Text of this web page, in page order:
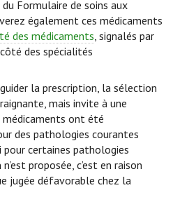
Formulaire de soins aux
également ces médicaments
des médicaments, signalés par
des spécialités
la prescription, la sélection
mais invite à une
ont été
des pathologies courantes
pour certaines pathologies
proposée, c’est en raison
jugée défavorable chez la